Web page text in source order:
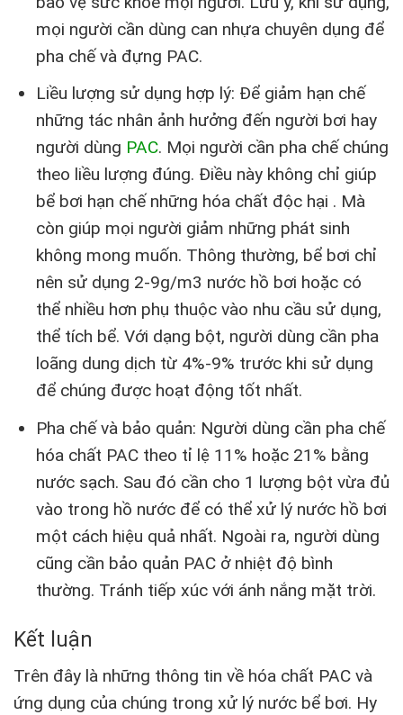
mọi người cần dùng can nhựa chuyên dụng để
pha chế và đựng PAC.
Liều lượng sử dụng hợp lý: Để giảm hạn chế
những tác nhân ảnh hưởng đến người bơi hay
người dùng PAC. Mọi người cần pha chế chúng
theo liều lượng đúng. Điều này không chỉ giúp
bể bơi hạn chế những hóa chất độc hại . Mà
còn giúp mọi người giảm những phát sinh
không mong muốn. Thông thường, bể bơi chỉ
nên sử dụng 2-9g/m3 nước hồ bơi hoặc có
thể nhiều hơn phụ thuộc vào nhu cầu sử dụng,
thể tích bể. Với dạng bột, người dùng cần pha
loãng dung dịch từ 4%-9% trước khi sử dụng
để chúng được hoạt động tốt nhất.
Pha chế và bảo quản: Người dùng cần pha chế
hóa chất PAC theo tỉ lệ 11% hoặc 21% bằng
nước sạch. Sau đó cần cho 1 lượng bột vừa đủ
vào trong hồ nước để có thể xử lý nước hồ bơi
một cách hiệu quả nhất. Ngoài ra, người dùng
cũng cần bảo quản PAC ở nhiệt độ bình
thường. Tránh tiếp xúc với ánh nắng mặt trời.
Kết luận
Trên đây là những thông tin về hóa chất PAC và
ứng dụng của chúng trong xử lý nước bể bơi. Hy